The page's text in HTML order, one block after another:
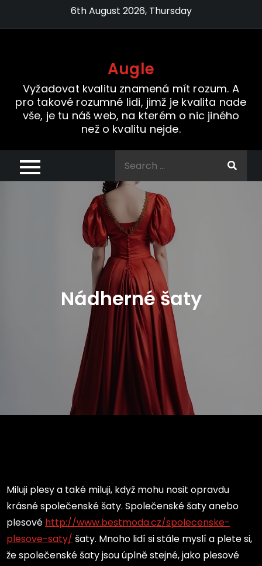
6th August 2026, Thursday
Augle
Vyžadovat kvalitu znamená mít rozum. A
pro takové rozumné lidi, jimž je kvalita nade
vše, je tu náš web, na kterém o nic jiného
než o kvalitu nejde.
Nádherné šaty
Miluji plesy a také miluji, když mohu nosit opravdu
krásné společenské šaty. Společenské šaty anebo
plesové http://www.bestmoda.cz/spolecenske-
plesove-saty/ šaty. Mnoho lidí si stále myslí a plete si,
že společenské šaty jsou úplně stejné, jako plesové